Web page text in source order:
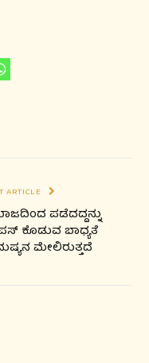
ARTICLE
ಪಡೆದದ್ದನ್ನು
ಕೊಡುವ ಬಾಧ್ಯತೆ
ಮೇಲಿರುತ್ತದೆ